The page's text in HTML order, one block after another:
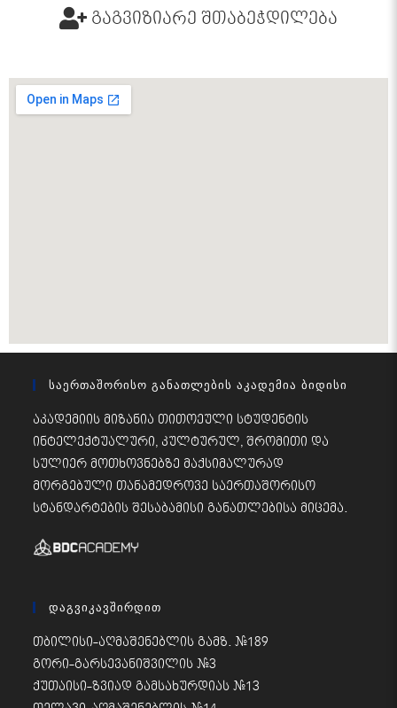
გაგვიზიარე შთაბეჭდილება
Საერთაშორისო Განათლების Აკადემია Ბიდისი
აკადემიის მიზანია თითოეული სტუდენტის
ინტელექტუალური, კულტურულ, შრომითი და
სულიერ მოთხოვნებზე მაქსიმალურად
მორგებული თანამედროვე საერთაშორისო
სტანდარტების შესაბამისი განათლებისა მიცემა.
Დაგვიკავშირდით
თბილისი-აღმაშენებლის გამზ. #189
გორი-გარსევანიშვილის #3
ქუთაისი-ზვიად გამსახურდიას #13